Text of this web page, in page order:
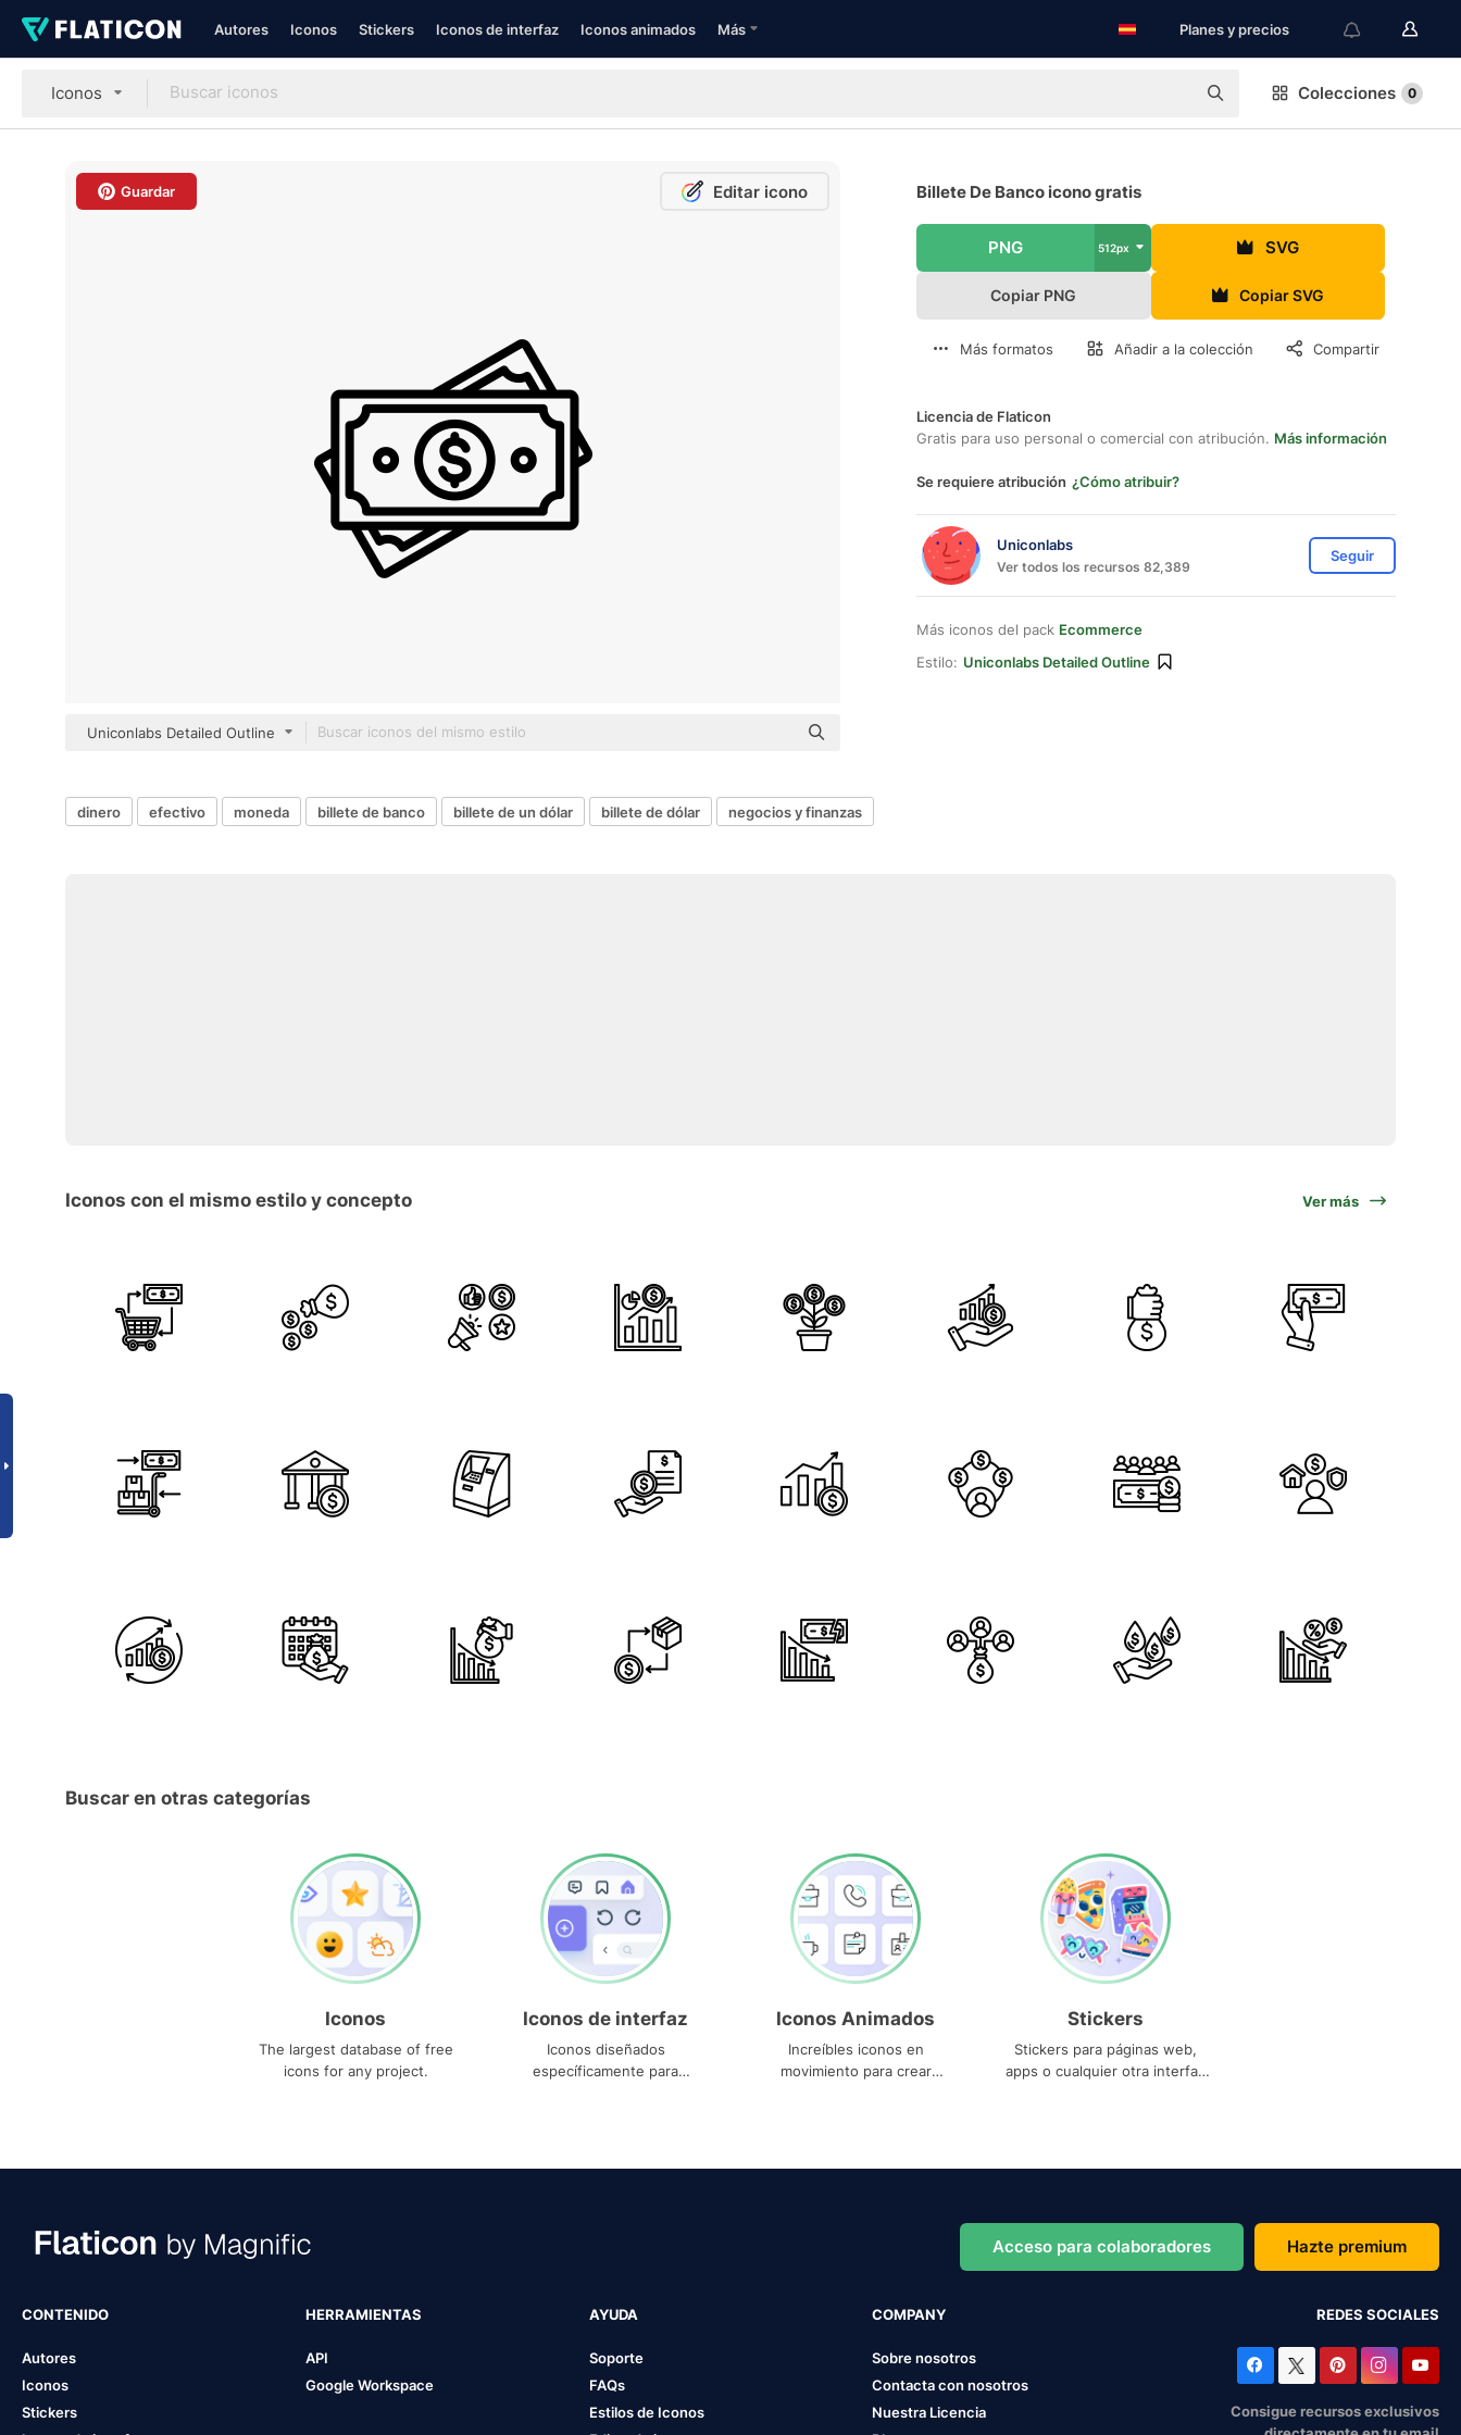
Autores Iconos Stickers Iconos de interfaz Iconos animados Más Planes y precios
Iconos Colecciones 0
Guardar Editar icono
Uniconlabs Detailed Outline
Billete De Banco icono gratis
PNG 512px SVG
Copiar PNG Copiar SVG
Más formatos Añadir a la colección Compartir
Licencia de Flaticon
Gratis para uso personal o comercial con atribución. Más información
Se requiere atribución ¿Cómo atribuir?
Uniconlabs
Ver todos los recursos 82,389
Seguir
Más iconos del pack Ecommerce
Estilo: Uniconlabs Detailed Outline
dinero efectivo moneda billete de banco billete de un dólar billete de dólar negocios y finanzas
Iconos con el mismo estilo y concepto Ver más
Buscar en otras categorías
Iconos
The largest database of free
icons for any project.
Iconos de interfaz
Iconos diseñados
específicamente para
Iconos Animados
Increíbles iconos en
movimiento para crear
Stickers
Stickers para páginas web,
apps o cualquier otra interfaz
Acceso para colaboradores Hazte premium
CONTENIDO
Autores
Iconos
Stickers
HERRAMIENTAS
API
Google Workspace
AYUDA
Soporte
FAQs
Estilos de Iconos
COMPANY
Sobre nosotros
Contacta con nosotros
Nuestra Licencia
REDES SOCIALES
Consigue recursos exclusivos